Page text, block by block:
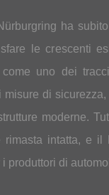
ha
le crescenti
uno dei
di
moderne.
rimasta intatta, e
produttori di